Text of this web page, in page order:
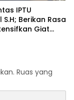
IPTU
Berikan Rasa
Giat
Ruas yang